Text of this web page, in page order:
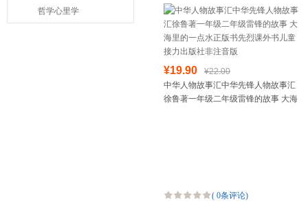
哲学心里学
¥19.90
¥22.00
中华人物故事汇中华先锋人物故事汇
徐鲁著一年级二年级雷锋的故事 大海
( 0条评论)